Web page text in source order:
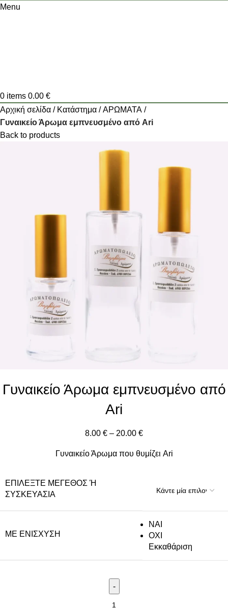
Menu
0 items 0.00 €
Αρχική σελίδα
Κατάστημα
ΑΡΩΜΑΤΑ
Γυναικείο Άρωμα εμπνευσμένο από Ari
Back to products
Γυναικείο Άρωμα εμπνευσμένο από
Ari
8.00 € – 20.00 €
Γυναικείο Άρωμα που θυμίζει Ari
ΕΠΙΛΈΞΤΕ ΜΈΓΕΘΟΣ Ή Σ
ΥΣΚΕΥΑΣΊΑ
ΜΕ ΕΝΊΣΧΥΣΗ
NAI
ΟΧΙ
Εκκαθάριση